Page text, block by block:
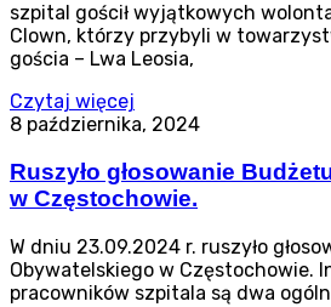
szpital gościł wyjątkowych
Clown, którzy przybyli w
gościa – Lwa Leosia,
Czytaj więcej
8 października, 2024
Ruszyło głosowanie
w Częstochowie.
W dniu 23.09.2024 r. ruszyło
Obywatelskiego w Częstochowie.
pracowników szpitala są dwa